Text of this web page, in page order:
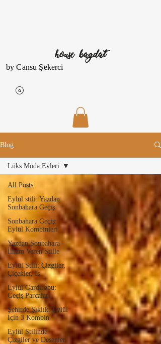
house bagdat
by Cansu Şekerci
Blog
All Posts
Eylül stili: Yazdan
Sonbahara Geçiş
Sonbahara Geçiş:
Eylül Kombinleri
Yazdan Sonbahara
İlham Veren Stille
Eylül Stili: Çizgiler,
Çiçekler, Iş
Eylül Gardırobu:
Geçiş Parçaları
Şehirde Şıklık: Eylül
İçin 3 Kombin
Eylül Stilinde
Çizgiler ve Desenler
Lüks Moda Evleri